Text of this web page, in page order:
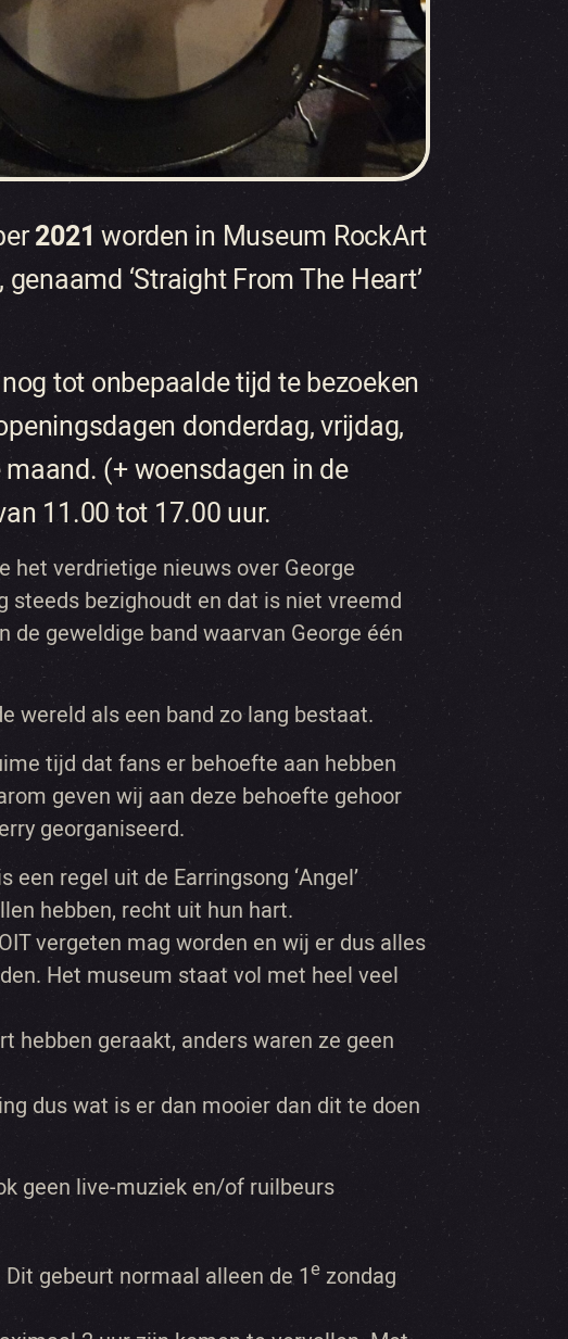
2021 worden in Museum RockArt
‘Straight From The Heart’
tot onbepaalde tijd te bezoeken
donderdag, vrijdag,
(+ woensdagen in de
11.00 tot 17.00 uur.
het verdrietige nieuws over George
steeds bezighoudt en dat is niet vreemd
geweldige band waarvan George één
wereld als een band zo lang bestaat.
tijd dat fans er behoefte aan hebben
geven wij aan deze behoefte gehoor
georganiseerd.
regel uit de Earringsong ‘Angel’
hebben, recht uit hun hart.
vergeten mag worden en wij er dus alles
Het museum staat vol met heel veel
hebben geraakt, anders waren ze geen
dus wat is er dan mooier dan dit te doen
geen live-muziek en/of ruilbeurs
gebeurt normaal alleen de 1e zondag